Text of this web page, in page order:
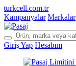
turkcell.com.tr
Kampanyalar Markalar
Giriş Yap Hesabım